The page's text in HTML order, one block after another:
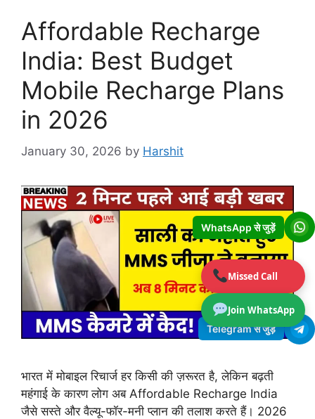
Missed Call
Join WhatsApp
Affordable Recharge
India: Best Budget
Mobile Recharge Plans
in 2026
January 30, 2026 by Harshit
भारत में मोबाइल रिचार्ज हर किसी की ज़रूरत है, लेकिन बढ़ती
महंगाई के कारण लोग अब Affordable Recharge India
जैसे सस्ते और वैल्यू-फॉर-मनी प्लान की तलाश करते हैं। 2026
WhatsApp से जुड़ें
Telegram से जुड़ें